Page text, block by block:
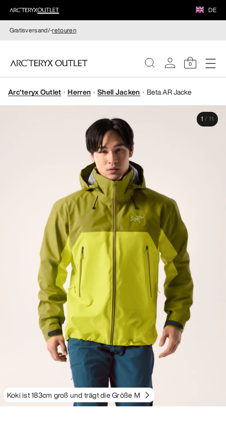
DE
Gratisversand/-retouren
0
DAMEN
Arc'teryx Outlet Herren Shell Jacken Beta AR Jacke
Koki ist 183cm groß und trägt die Größe M
1 / 11